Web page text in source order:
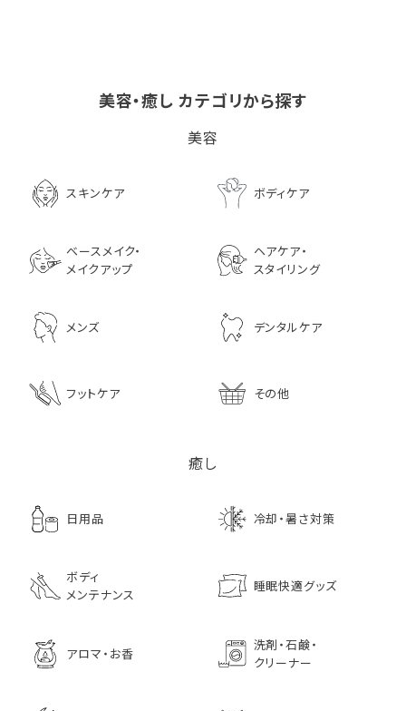
LPLP（ルプルプ） エッ
センスカラートリートメン
美容・癒し カテゴリから探す
美容
スキンケア ボディケア
ベースメイク・
メイクアップ
ヘアケア・
スタイリング
メンズ デンタルケア
フットケア その他
癒し
日用品 冷却・暑さ対策
ボディ
メンテナンス
睡眠快適グッズ
アロマ・お香
洗剤・石鹸・
クリーナー